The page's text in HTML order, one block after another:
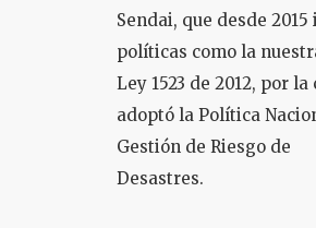
Sendai, que desde
políticas como la
Ley 1523 de 2012, por la
adoptó la Política
Gestión de Riesgo de
Desastres.